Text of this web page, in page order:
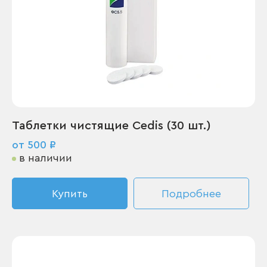
Таблетки чистящие Cedis (30 шт.)
от 500 ₽
в наличии
Купить Подробнее